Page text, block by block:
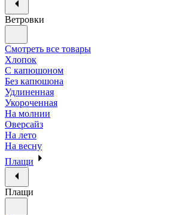
Ветровки
Смотреть все товары
Хлопок
С капюшоном
Без капюшона
Удлиненная
Укороченная
На молнии
Оверсайз
На лето
На весну
Плащи
Плащи